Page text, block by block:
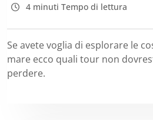
4 minuti Tempo di lettura
Se avete voglia di esplorare le
mare ecco quali tour non
perdere.